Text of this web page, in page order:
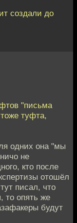
создали до
"письма
туфта,
одних она "мы
не
кто после
отошёл
писал, что
то опять же
будут